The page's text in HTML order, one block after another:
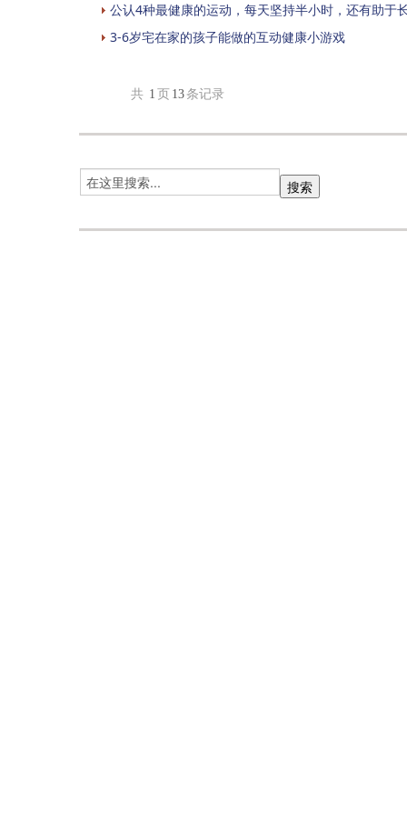
公认4种最健康的运动，每天坚持半小时，还有助于
3-6岁宅在家的孩子能做的互动健康小游戏
共 1 页 13 条记录